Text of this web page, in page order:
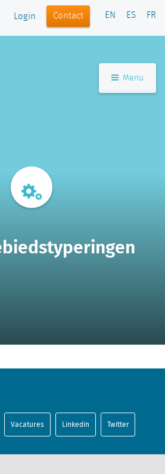
Login Contact EN ES FR
Menu
Vacatures Linkedin Twitter